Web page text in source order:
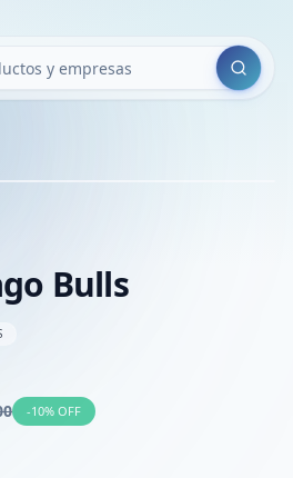
Buscar
Bulls
-10% OFF